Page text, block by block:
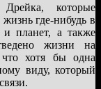
которые
где-нибудь в
и планет, а также
жизни на
что хотя бы одна
виду, который